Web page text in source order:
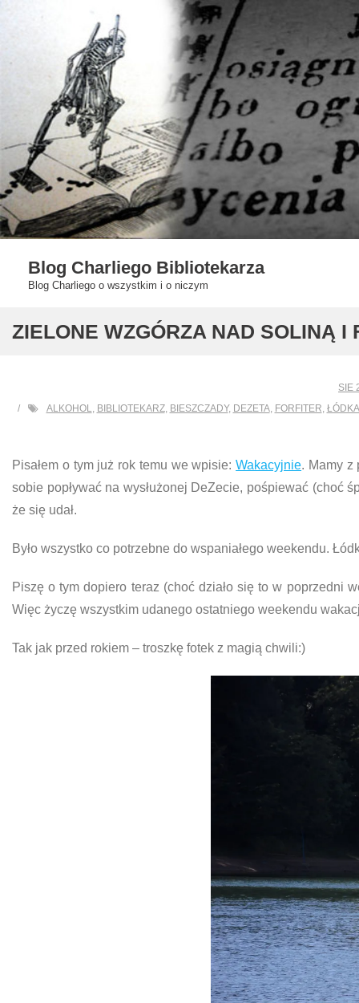
Blog Charliego Bibliotekarza
Blog Charliego o wszystkim i o niczym
ZIELONE WZGÓRZA NAD SOLINĄ I
SIE
ALKOHOL, BIBLIOTEKARZ, BIESZCZADY, DEZETA, FORFITER, ŁÓDKA
Pisałem o tym już rok temu we wpisie:Wakacyjnie. Mamy z
sobie popływać na wysłużonej DeZecie, pośpiewać (choć
że się udał.
Było wszystko co potrzebne do wspaniałego weekendu.
Piszę o tym dopiero teraz (choć działo się to w poprzedni
Więc życzę wszystkim udanego ostatniego weekendu
Tak jak przed rokiem – troszkę fotek z magią chwili:)